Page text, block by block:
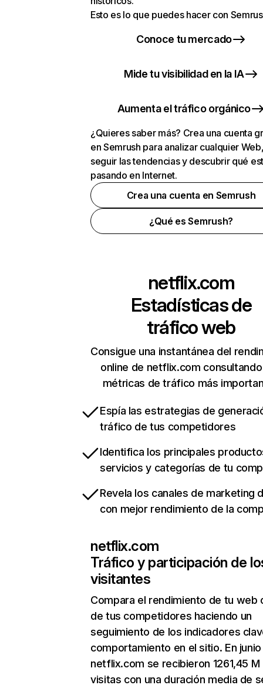
Esto es lo que puedes hacer con
Conoce tu mercado
Mide tu visibilidad en la IA
Aumenta el tráfico orgánico
¿Quieres saber más? Crea una cuenta
en Semrush para analizar cualquier
seguir las tendencias y descubrir qué
pasando en Internet.
Crea una cuenta en Semrush
¿Qué es Semrush?
netflix.com
Estadísticas de
tráfico web
Consigue una instantánea del
online de netflix.com
métricas de tráfico más
Espía las estrategias de
tráfico de tus competidores
Identifica los principales
servicios y categorías de tu
Revela los canales de marketing
con mejor rendimiento de la
netflix.com
Tráfico y participación de
visitantes
Compara el rendimiento de tu web
de tus competidores haciendo un
seguimiento de los indicadores
comportamiento en el sitio. En junio
netflix.com se recibieron 1261,45 M
visitas con una duración media de